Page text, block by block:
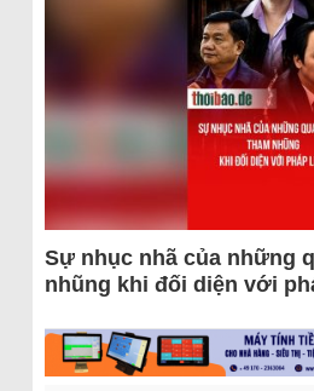
Sự nhục nhã của những
nhũng khi đối diện với